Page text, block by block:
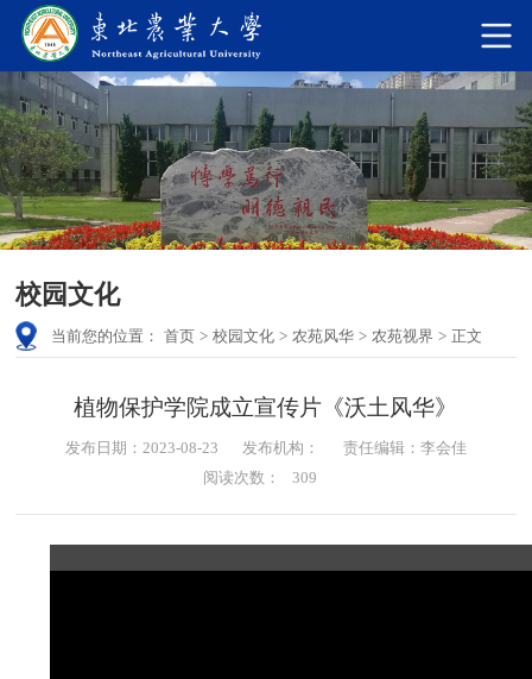
校园文化
当前您的位置： 首页 > 校园文化 > 农苑风华 > 农苑视界 > 正文
植物保护学院成立宣传片《沃土风华》
发布日期：2023-08-23 发布机构：
责任编辑：李会佳
阅读次数：
309